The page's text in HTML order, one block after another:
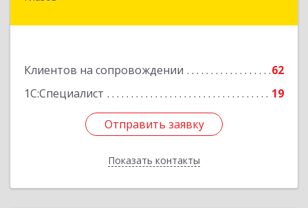
Клиентов на сопровождении
62
1С:Специалист
19
Отправить заявку
Показать контакты
Отправить заявку
Назад